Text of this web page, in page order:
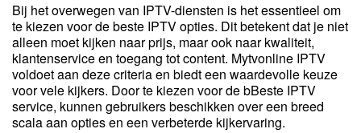
Bij het overwegen van IPTV-diensten is het essentieel om
te kiezen voor de beste IPTV opties. Dit betekent dat je niet
alleen moet kijken naar prijs, maar ook naar kwaliteit,
klantenservice en toegang tot content. Mytvonline IPTV
voldoet aan deze criteria en biedt een waardevolle keuze
voor vele kijkers. Door te kiezen voor de bBeste IPTV
service, kunnen gebruikers beschikken over een breed
scala aan opties en een verbeterde kijkervaring.